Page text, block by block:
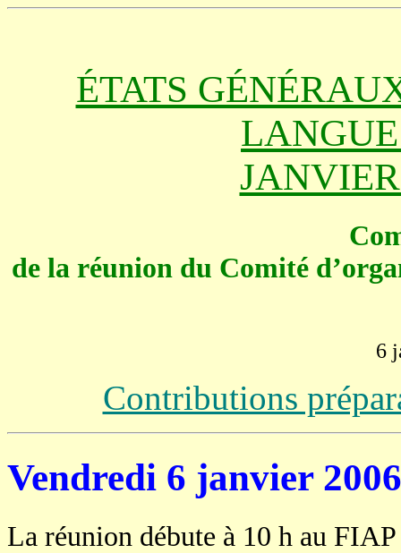
ÉTATS
de la réunion du Comité
6
Contributions
Vendredi 6 janvier
La réunion débute à 10 h au FIAP